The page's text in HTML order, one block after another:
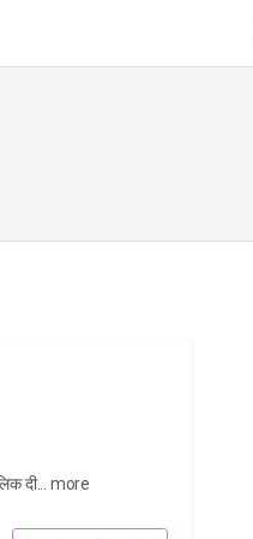
दी... more